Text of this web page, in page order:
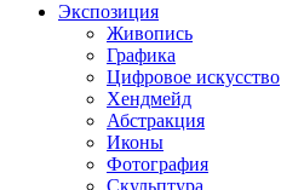
Экспозиция
Живопись
Графика
Цифровое искусство
Хендмейд
Абстракция
Иконы
Фотография
Скульптура